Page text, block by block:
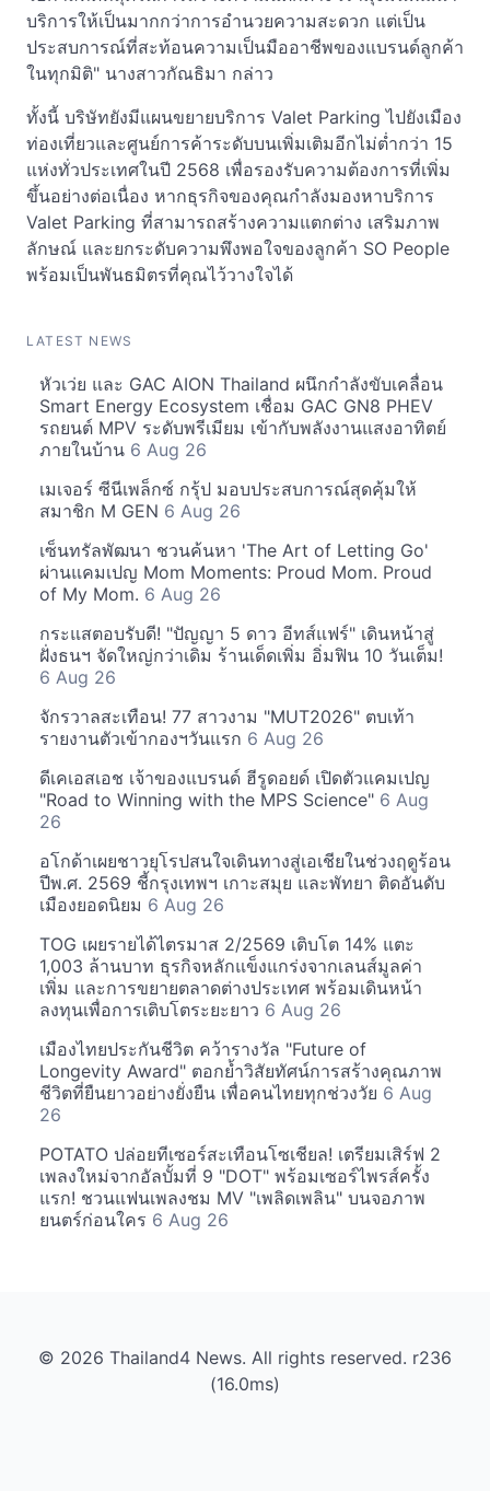
บริการให้เป็นมากกว่าการอำนวยความสะดวก แต่เป็น
ประสบการณ์ที่สะท้อนความเป็นมืออาชีพของแบรนด์ลูกค้า
ในทุกมิติ" นางสาวกัณธิมา กล่าว
ทั้งนี้ บริษัทยังมีแผนขยายบริการ Valet Parking ไปยังเมือง
ท่องเที่ยวและศูนย์การค้าระดับบนเพิ่มเติมอีกไม่ต่ำกว่า 15
แห่งทั่วประเทศในปี 2568 เพื่อรองรับความต้องการที่เพิ่ม
ขึ้นอย่างต่อเนื่อง หากธุรกิจของคุณกำลังมองหาบริการ
Valet Parking ที่สามารถสร้างความแตกต่าง เสริมภาพ
ลักษณ์ และยกระดับความพึงพอใจของลูกค้า SO People
พร้อมเป็นพันธมิตรที่คุณไว้วางใจได้
LATEST NEWS
หัวเว่ย และ GAC AION Thailand ผนึกกำลังขับเคลื่อน
Smart Energy Ecosystem เชื่อม GAC GN8 PHEV
รถยนต์ MPV ระดับพรีเมียม เข้ากับพลังงานแสงอาทิตย์
ภายในบ้าน 6 Aug 26
เมเจอร์ ซีนีเพล็กซ์ กรุ้ป มอบประสบการณ์สุดคุ้มให้
สมาชิก M GEN 6 Aug 26
เซ็นทรัลพัฒนา ชวนค้นหา 'The Art of Letting Go'
ผ่านแคมเปญ Mom Moments: Proud Mom. Proud
of My Mom. 6 Aug 26
กระแสตอบรับดี! "ปัญญา 5 ดาว อีทส์แฟร์" เดินหน้าสู่
ฝั่งธนฯ จัดใหญ่กว่าเดิม ร้านเด็ดเพิ่ม อิ่มฟิน 10 วันเต็ม!
6 Aug 26
จักรวาลสะเทือน! 77 สาวงาม "MUT2026" ตบเท้า
รายงานตัวเข้ากองฯวันแรก 6 Aug 26
ดีเคเอสเอช เจ้าของแบรนด์ ฮีรูดอยด์ เปิดตัวแคมเปญ
"Road to Winning with the MPS Science" 6 Aug
26
อโกด้าเผยชาวยุโรปสนใจเดินทางสู่เอเชียในช่วงฤดูร้อน
ปีพ.ศ. 2569 ชี้กรุงเทพฯ เกาะสมุย และพัทยา ติดอันดับ
เมืองยอดนิยม 6 Aug 26
TOG เผยรายได้ไตรมาส 2/2569 เติบโต 14% แตะ
1,003 ล้านบาท ธุรกิจหลักแข็งแกร่งจากเลนส์มูลค่า
เพิ่ม และการขยายตลาดต่างประเทศ พร้อมเดินหน้า
ลงทุนเพื่อการเติบโตระยะยาว 6 Aug 26
เมืองไทยประกันชีวิต คว้ารางวัล "Future of
Longevity Award" ตอกย้ำวิสัยทัศน์การสร้างคุณภาพ
ชีวิตที่ยืนยาวอย่างยั่งยืน เพื่อคนไทยทุกช่วงวัย 6 Aug
26
POTATO ปล่อยทีเซอร์สะเทือนโซเชียล! เตรียมเสิร์ฟ 2
เพลงใหม่จากอัลบั้มที่ 9 "DOT" พร้อมเซอร์ไพรส์ครั้ง
แรก! ชวนแฟนเพลงชม MV "เพลิดเพลิน" บนจอภาพ
ยนตร์ก่อนใคร 6 Aug 26
© 2026 Thailand4 News. All rights reserved. r236
(16.0ms)